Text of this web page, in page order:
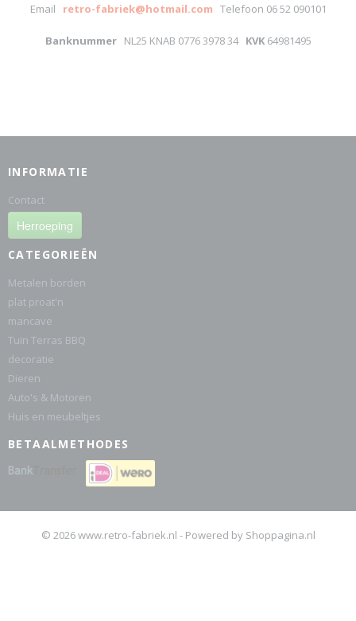
Email retro-fabriek@hotmail.com Telefoon 06 52 090101
Banknummer NL25 KNAB 0776 3978 34 KVK64981495
INFORMATIE
Contact
Herroeping
CATEGORIEËN
Metalen borden
plat proat'n
mancave
Tuin Terras BBQ
decoratie
Dieren
Auto's & Motoren
Huis en meubeltjes
BETAALMETHODES
© 2026 www.retro-fabriek.nl - Powered by Shoppagina.nl